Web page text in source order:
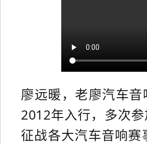
廖远暖，老廖汽车
2012年入行，多次
征战各大汽车音响